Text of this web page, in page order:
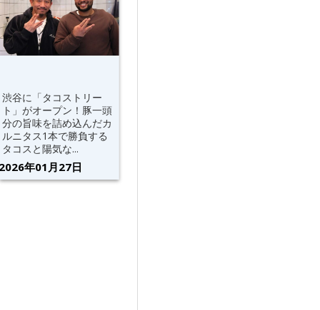
渋谷に「タコストリー
ト」がオープン！豚一頭
分の旨味を詰め込んだカ
ルニタス1本で勝負する
タコスと陽気な...
年01月27日